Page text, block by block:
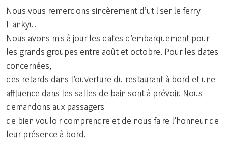
Nous vous remercions sincèrement d’utiliser le ferry
Hankyu.
Nous avons mis à jour les dates d’embarquement pour
les grands groupes entre août et octobre. Pour les dates
concernées,
des retards dans l’ouverture du restaurant à bord et une
affluence dans les salles de bain sont à prévoir. Nous
demandons aux passagers
de bien vouloir comprendre et de nous faire l’honneur de
leur présence à bord.